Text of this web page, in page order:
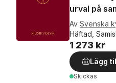
urval på
Av Svenska
Häftad,
1 273 kr
Lägg
Skickas